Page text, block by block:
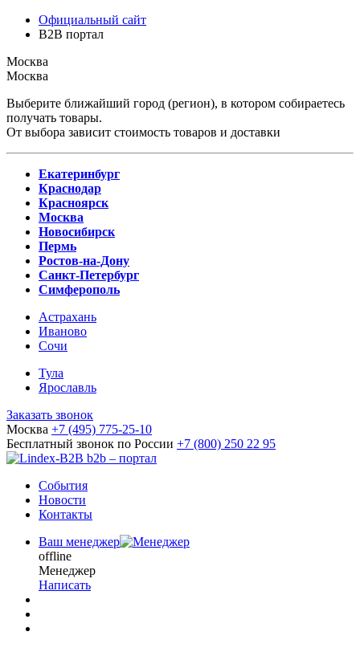
Официальный сайт
B2B портал
Москва
Москва
Выберите ближайший город (регион), в котором собираетесь
получать товары.
От выбора зависит стоимость товаров и доставки
Екатеринбург
Краснодар
Красноярск
Москва
Новосибирск
Пермь
Ростов-на-Дону
Санкт-Петербург
Симферополь
Астрахань
Иваново
Сочи
Тула
Ярославль
Заказать звонок
Москва +7 (495) 775-25-10
Бесплатный звонок по России +7 (800) 250 22 95
b2b – портал
События
Новости
Контакты
Ваш менеджер
offline
Менеджер
Написать